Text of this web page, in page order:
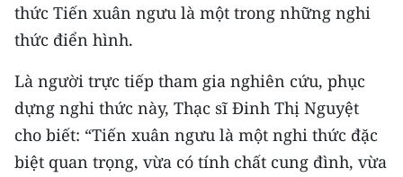
thức Tiến xuân ngưu là một trong những nghi
thức điển hình.
Là người trực tiếp tham gia nghiên cứu, phục
dựng nghi thức này, Thạc sĩ Đinh Thị Nguyệt
cho biết: “Tiến xuân ngưu là một nghi thức đặc
biệt quan trọng, vừa có tính chất cung đình, vừa